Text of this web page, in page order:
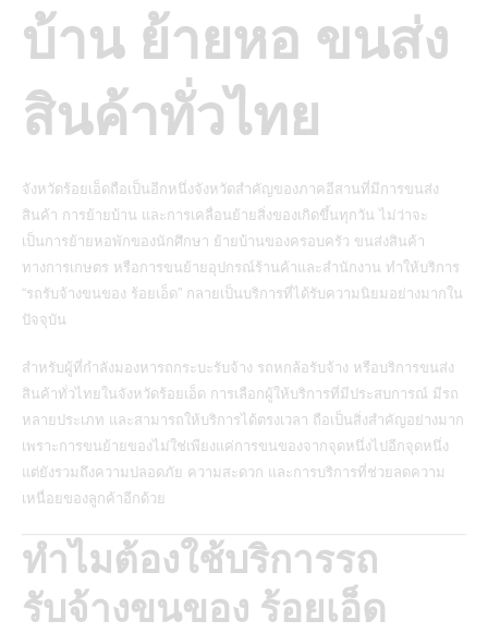
บ้าน ย้ายหอ ขนส่ง
สินค้าทั่วไทย
จังหวัดร้อยเอ็ดถือเป็นอีกหนึ่งจังหวัดสำคัญของภาคอีสานที่มีการขนส่ง
สินค้า การย้ายบ้าน และการเคลื่อนย้ายสิ่งของเกิดขึ้นทุกวัน ไม่ว่าจะ
เป็นการย้ายหอพักของนักศึกษา ย้ายบ้านของครอบครัว ขนส่งสินค้า
ทางการเกษตร หรือการขนย้ายอุปกรณ์ร้านค้าและสำนักงาน ทำให้บริการ
“รถรับจ้างขนของ ร้อยเอ็ด” กลายเป็นบริการที่ได้รับความนิยมอย่างมากใน
ปัจจุบัน
สำหรับผู้ที่กำลังมองหารถกระบะรับจ้าง รถหกล้อรับจ้าง หรือบริการขนส่ง
สินค้าทั่วไทยในจังหวัดร้อยเอ็ด การเลือกผู้ให้บริการที่มีประสบการณ์ มีรถ
หลายประเภท และสามารถให้บริการได้ตรงเวลา ถือเป็นสิ่งสำคัญอย่างมาก
เพราะการขนย้ายของไม่ใช่เพียงแค่การขนของจากจุดหนึ่งไปอีกจุดหนึ่ง
แต่ยังรวมถึงความปลอดภัย ความสะดวก และการบริการที่ช่วยลดความ
เหนื่อยของลูกค้าอีกด้วย
ทำไมต้องใช้บริการรถ
รับจ้างขนของ ร้อยเอ็ด